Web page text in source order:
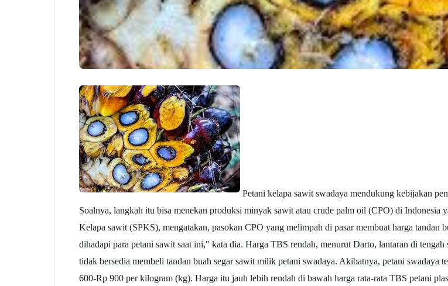
Petani kelapa sawit swadaya mendukung kebijakan
Soalnya, langkah itu bisa menekan produksi minyak sawit atau crude palm oil (CPO) di Indonesia
Kelapa sawit (SPKS), mengatakan, pasokan CPO yang melimpah di pasar membuat harga tandan
dihadapi para petani sawit saat ini," kata dia. Harga TBS rendah, menurut Darto, lantaran di
tidak bersedia membeli tandan buah segarsawit milik petani swadaya. Akibatnya, petani swadaya
600-Rp 900 per kilogram (kg). Harga itu jauh lebih rendah di bawah harga rata-rata TBS petani